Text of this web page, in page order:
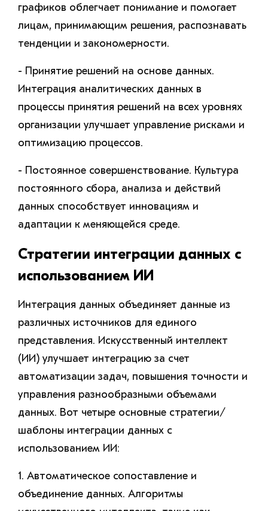
графиков облегчает понимание и помогает
лицам, принимающим решения, распознавать
тенденции и закономерности.
- Принятие решений на основе данных.
Интеграция аналитических данных в
процессы принятия решений на всех уровнях
организации улучшает управление рисками и
оптимизацию процессов.
- Постоянное совершенствование. Культура
постоянного сбора, анализа и действий
данных способствует инновациям и
адаптации к меняющейся среде.
Стратегии интеграции данных с
использованием ИИ
Интеграция данных объединяет данные из
различных источников для единого
представления. Искусственный интеллект
(ИИ) улучшает интеграцию за счет
автоматизации задач, повышения точности и
управления разнообразными объемами
данных. Вот четыре основные стратегии/
шаблоны интеграции данных с
использованием ИИ:
1. Автоматическое сопоставление и
объединение данных. Алгоритмы